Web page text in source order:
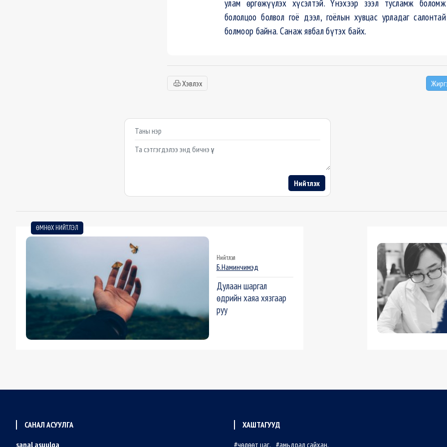
улам өргөжүүлэх хүсэлтэй. Үнэхээр зээл тусламж боломж
бололцоо болвол гоё дээл, гоёлын хувцас урладаг салонтай
болмоор байна. Санаж явбал бүтэх байх.
Хэвлэх
Сэтгэгдэл бичих
Example textarea
Нийтлэх
ӨМНӨХ НИЙТЛЭЛ
Нийтлэл
Б.Наминчимэд
Дулаан шаргал
өдрийн хаяа хязгаар
руу
САНАЛ АСУУЛГА
sanal asuulga
ХАШТАГУУД
чөлөөт цаг
амьдрал сайхан